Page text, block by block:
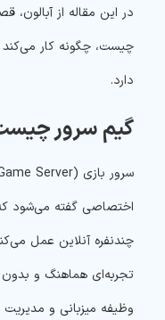
در این مقاله از آبالون،
چیست، چگونه کار
دارد.
گیم سرور
اختصاصی گفته می‌شود
چندنفره آنلاین عمل
تجربه‌ای هماهنگ و بدون
وظیفه میزبانی و مدیریت